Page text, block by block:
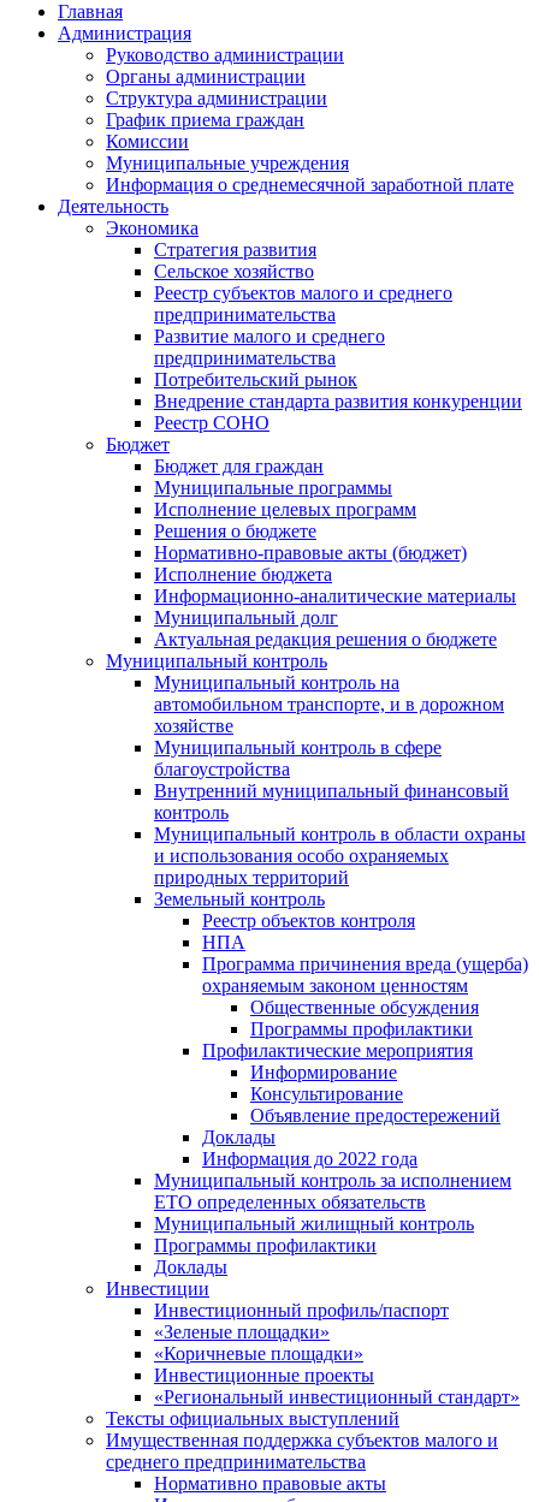
Главная
Администрация
Руководство администрации
Органы администрации
Структура администрации
График приема граждан
Комиссии
Муниципальные учреждения
Информация о среднемесячной заработной плате
Деятельность
Экономика
Стратегия развития
Сельское хозяйство
Реестр субъектов малого и среднего
предпринимательства
Развитие малого и среднего
предпринимательства
Потребительский рынок
Внедрение стандарта развития конкуренции
Реестр СОНО
Бюджет
Бюджет для граждан
Муниципальные программы
Исполнение целевых программ
Решения о бюджете
Нормативно-правовые акты (бюджет)
Исполнение бюджета
Информационно-аналитические материалы
Муниципальный долг
Актуальная редакция решения о бюджете
Муниципальный контроль
Муниципальный контроль на
автомобильном транспорте, и в дорожном
хозяйстве
Муниципальный контроль в сфере
благоустройства
Внутренний муниципальный финансовый
контроль
Муниципальный контроль в области охраны
и использования особо охраняемых
природных территорий
Земельный контроль
Реестр объектов контроля
НПА
Программа причинения вреда (ущерба)
охраняемым законом ценностям
Общественные обсуждения
Программы профилактики
Профилактические мероприятия
Информирование
Консультирование
Объявление предостережений
Доклады
Информация до 2022 года
Муниципальный контроль за исполнением
ЕТО определенных обязательств
Муниципальный жилищный контроль
Программы профилактики
Доклады
Инвестиции
Инвестиционный профиль/паспорт
«Зеленые площадки»
«Коричневые площадки»
Инвестиционные проекты
«Региональный инвестиционный стандарт»
Тексты официальных выступлений
Имущественная поддержка субъектов малого и
среднего предпринимательства
Нормативно правовые акты